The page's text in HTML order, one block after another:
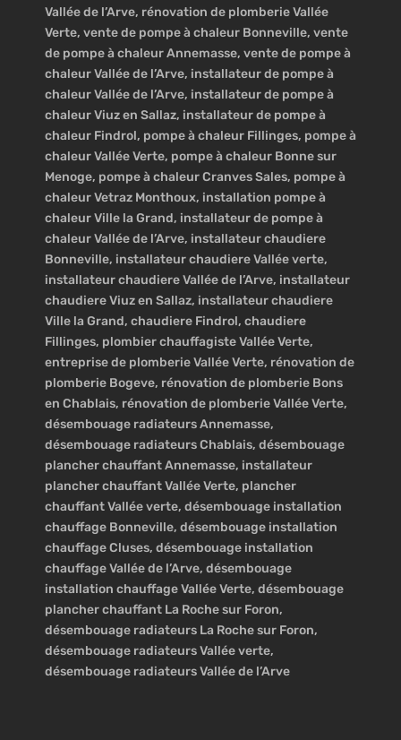
Vallée de l’Arve, rénovation de plomberie Vallée
Verte, vente de pompe à chaleur Bonneville, vente
de pompe à chaleur Annemasse, vente de pompe à
chaleur Vallée de l’Arve, installateur de pompe à
chaleur Vallée de l’Arve, installateur de pompe à
chaleur Viuz en Sallaz, installateur de pompe à
chaleur Findrol, pompe à chaleur Fillinges, pompe à
chaleur Vallée Verte, pompe à chaleur Bonne sur
Menoge, pompe à chaleur Cranves Sales, pompe à
chaleur Vetraz Monthoux, installation pompe à
chaleur Ville la Grand, installateur de pompe à
chaleur Vallée de l’Arve, installateur chaudiere
Bonneville, installateur chaudiere Vallée verte,
installateur chaudiere Vallée de l’Arve, installateur
chaudiere Viuz en Sallaz, installateur chaudiere
Ville la Grand, chaudiere Findrol, chaudiere
Fillinges, plombier chauffagiste Vallée Verte,
entreprise de plomberie Vallée Verte, rénovation de
plomberie Bogeve, rénovation de plomberie Bons
en Chablais, rénovation de plomberie Vallée Verte,
désembouage radiateurs Annemasse,
désembouage radiateurs Chablais, désembouage
plancher chauffant Annemasse, installateur
plancher chauffant Vallée Verte, plancher
chauffant Vallée verte, désembouage installation
chauffage Bonneville, désembouage installation
chauffage Cluses, désembouage installation
chauffage Vallée de l’Arve, désembouage
installation chauffage Vallée Verte, désembouage
plancher chauffant La Roche sur Foron,
désembouage radiateurs La Roche sur Foron,
désembouage radiateurs Vallée verte,
désembouage radiateurs Vallée de l’Arve